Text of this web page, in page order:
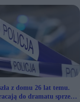
z domu 26 lat temu.
do dramatu sprzed